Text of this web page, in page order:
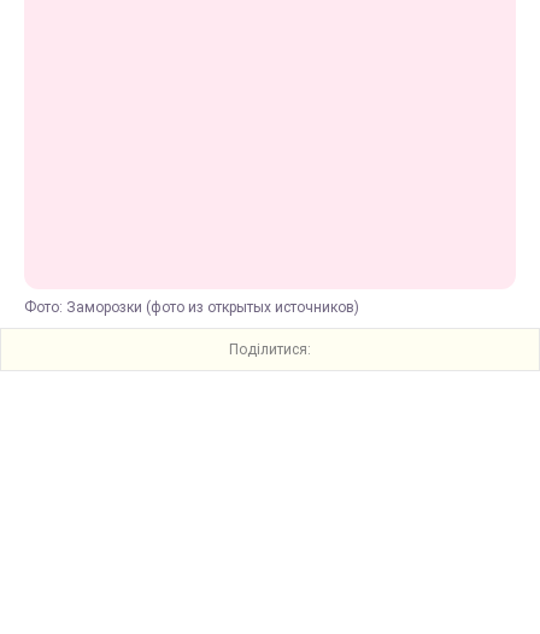
Фото: Заморозки (фото из открытых источников)
Поділитися: